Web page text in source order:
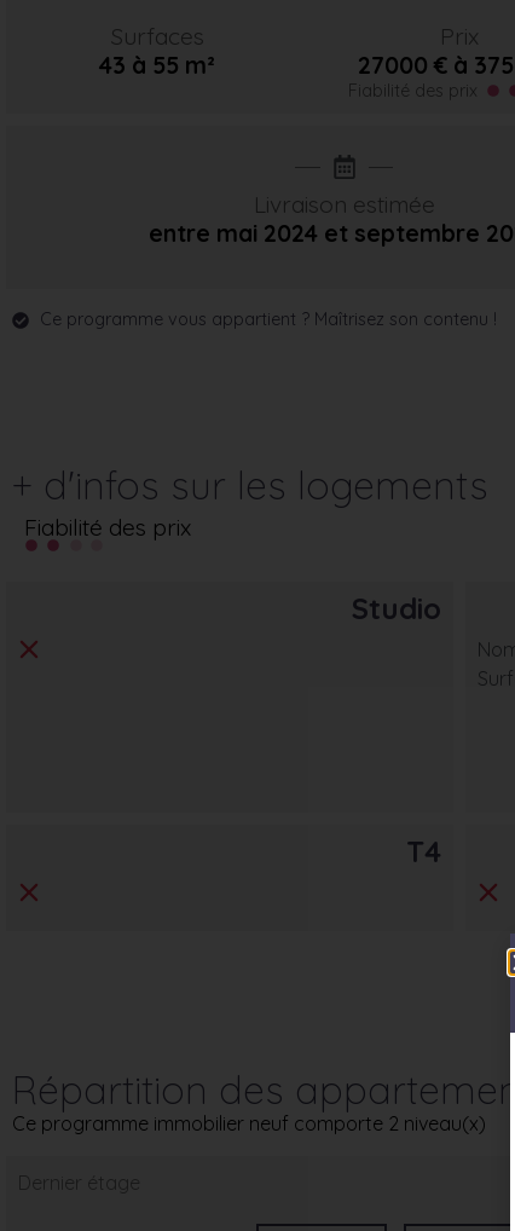
Surfaces
43 à 55 m²
Prix
27000 € à
Fiabilité des prix
Livraison estimée
entre mai 2024 et septembre
Ce programme vous appartient ? Maîtrisez son contenu !
+ d'infos sur les logements
Fiabilité des prix
Studio
T4
Répartition des
Ce programme immobilier neuf comporte 2 niveau(x)
Dernier étage